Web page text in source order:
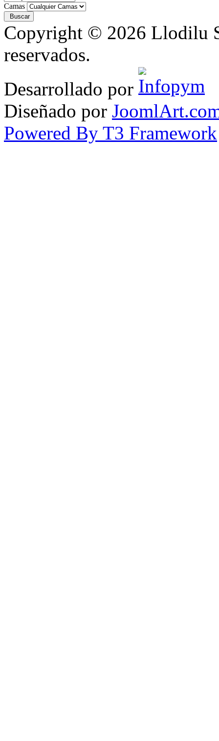
Camas
Copyright © 2026 Llodilu
reservados.
Desarrollado por
Diseñado por
Powered By T3 Framework